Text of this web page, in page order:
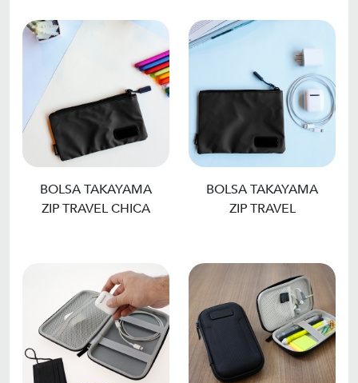
BOLSA TAKAYAMA
ZIP TRAVEL CHICA
BOLSA TAKAYAMA
ZIP TRAVEL